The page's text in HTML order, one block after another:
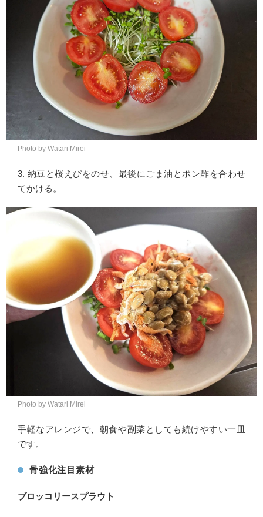
Photo by Watari Mirei
3. 納豆と桜えびをのせ、最後にごま油とポン酢を合わせ
てかける。
Photo by Watari Mirei
手軽なアレンジで、朝食や副菜としても続けやすい一皿
です。
骨強化注目素材
ブロッコリースプラウト